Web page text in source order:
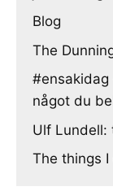
Blog
The
#ensakidag
något du
Ulf
The things